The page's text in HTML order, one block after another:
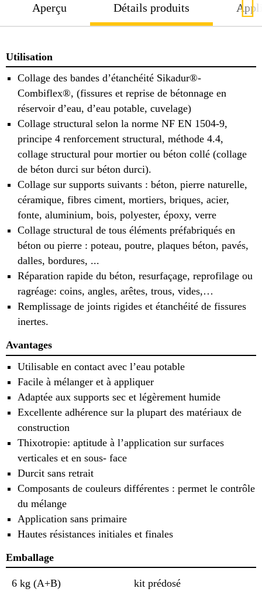
Aperçu Détails produits
Utilisation
Collage des bandes d’étanchéité Sikadur®-
Combiflex®, (fissures et reprise de bétonnage en
réservoir d’eau, d’eau potable, cuvelage)
Collage structural selon la norme NF EN 1504-9,
principe 4 renforcement structural, méthode 4.4,
collage structural pour mortier ou béton collé (collage
de béton durci sur béton durci).
Collage sur supports suivants : béton, pierre naturelle,
céramique, fibres ciment, mortiers, briques, acier,
fonte, aluminium, bois, polyester, époxy, verre
Collage structural de tous éléments préfabriqués en
béton ou pierre : poteau, poutre, plaques béton, pavés,
dalles, bordures, ...
Réparation rapide du béton, resurfaçage, reprofilage ou
ragréage: coins, angles, arêtes, trous, vides,…
Remplissage de joints rigides et étanchéité de fissures
inertes.
Avantages
Utilisable en contact avec l’eau potable
Facile à mélanger et à appliquer
Adaptée aux supports sec et légèrement humide
Excellente adhérence sur la plupart des matériaux de
construction
Thixotropie: aptitude à l’application sur surfaces
verticales et en sous- face
Durcit sans retrait
Composants de couleurs différentes : permet le contrôle
du mélange
Application sans primaire
Hautes résistances initiales et finales
Emballage
6 kg (A+B) kit prédosé